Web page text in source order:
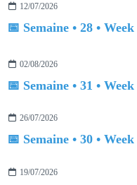
12/07/2026
📅 Semaine • 28 • Week
02/08/2026
📅 Semaine • 31 • Week
26/07/2026
📅 Semaine • 30 • Week
19/07/2026